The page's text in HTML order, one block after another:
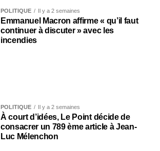
POLITIQUE Il y a 2 semaines
Emmanuel Macron affirme « qu’il faut
continuer à discuter » avec les
incendies
POLITIQUE Il y a 2 semaines
À court d’idées, Le Point décide de
consacrer un 789 ème article à Jean-
Luc Mélenchon